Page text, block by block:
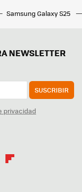
Samsung Galaxy S25
NEWSLETTER
SUSCRIBIR
privacidad